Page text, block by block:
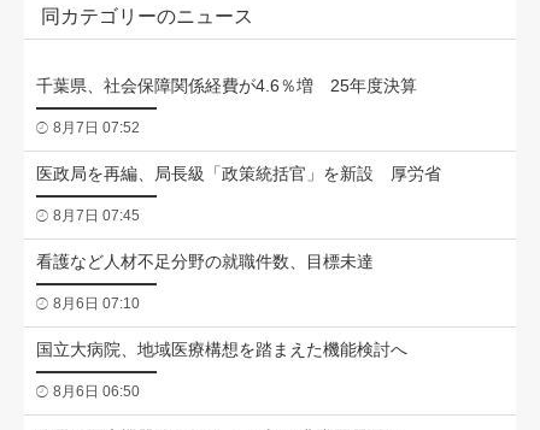
同カテゴリーのニュース
千葉県、社会保障関係経費が4.6％増 25年度決算
8月7日 07:52
医政局を再編、局長級「政策統括官」を新設 厚労省
8月7日 07:45
看護など人材不足分野の就職件数、目標未達
8月6日 07:10
国立大病院、地域医療構想を踏まえた機能検討へ
8月6日 06:50